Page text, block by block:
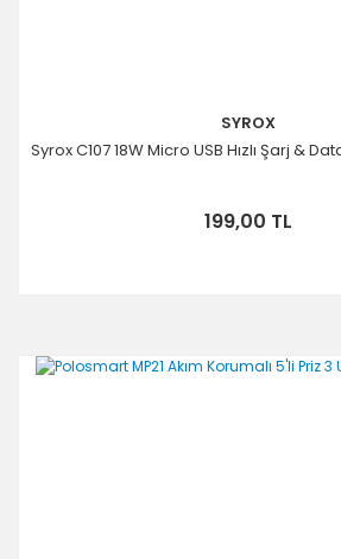
SYROX
Syrox C107 18W Micro USB Hızlı Şarj &
199,00 TL